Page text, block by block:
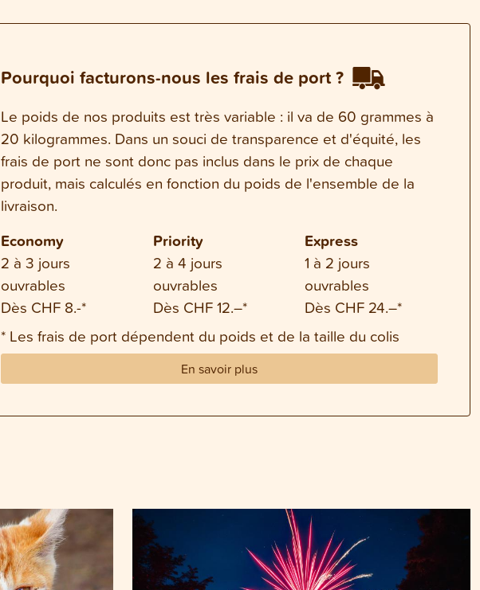
Pourquoi facturons-nous les frais de port ?
Le poids de nos produits est très variable : il va de 60 grammes à
20 kilogrammes. Dans un souci de transparence et d'équité, les
frais de port ne sont donc pas inclus dans le prix de chaque
produit, mais calculés en fonction du poids de l'ensemble de la
livraison.
Economy
2 à 3 jours
ouvrables
Dès CHF 8.-*
Priority
2 à 4 jours
ouvrables
Dès CHF 12.–*
Express
1 à 2 jours
ouvrables
Dès CHF 24.–*
* Les frais de port dépendent du poids et de la taille du colis
En savoir plus